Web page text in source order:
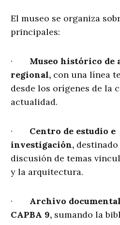
El museo se organiza
principales:
· Museo histórico
regional, con una línea
desde los orígenes de la
actualidad.
· Centro de estudio e
investigación,
discusión de temas
y la arquitectura.
· Archivo
CAPBA 9, sumando la